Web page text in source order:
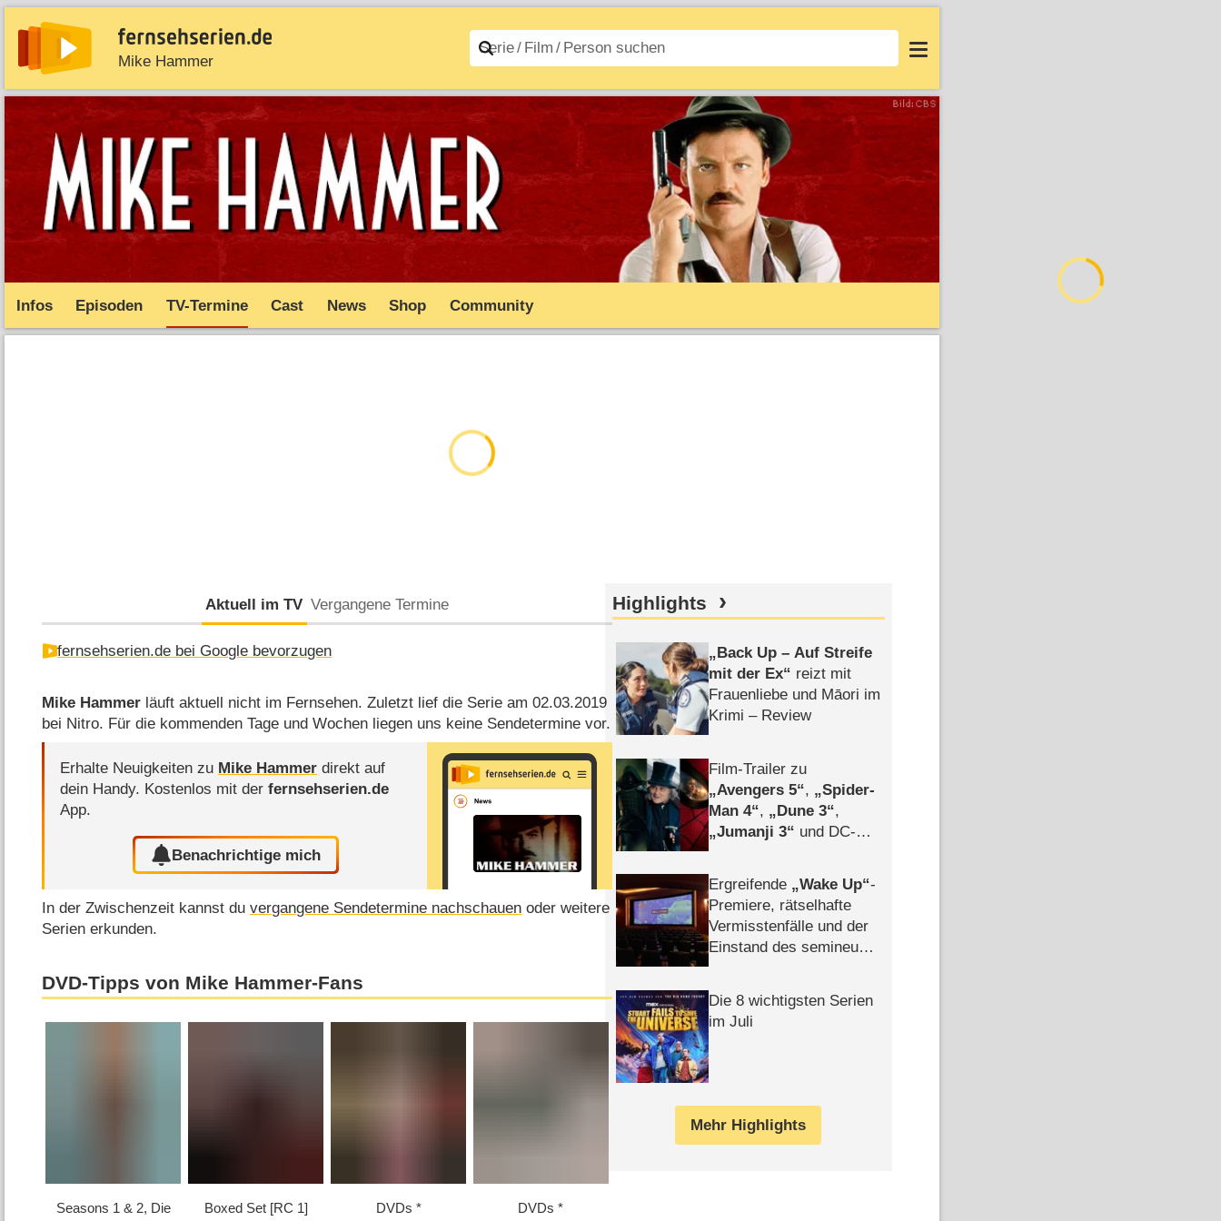
Mike Hammer
News Entdecken Streaming Filme A–Z Login
Infos Episoden TV-Termine Cast News Shop Community
Aktuell im TV Vergangene Termine
fernsehserien.de bei Google bevorzugen
Mike Hammer läuft aktuell nicht im Fernsehen. Zuletzt lief die Serie am 02.03.2019
bei Nitro. Für die kommenden Tage und Wochen liegen uns keine Sendetermine vor.
Erhalte Neuigkeiten zu Mike Hammer direkt auf
dein Handy. Kostenlos mit derfernsehserien.de
App.
Benachrichtige mich
In der Zwischenzeit kannst duvergangene Sendetermine nachschauen oder weitere
Serien erkunden.
DVD-Tipps von Mike Hammer-Fans
Seasons 1 & 2, Die
Boxed Set [RC 1]
DVDs DVDs
Highlights
Back Up – Auf Streife
mit der Ex
reizt mit
Frauenliebe und Māori im
Krimi – Review
Film-Trailer zu
Avengers 5 ,
Spider-
Man 4 , Dune 3 ,
Jumanji 3
und DC-
Ergreifende
Wake Up -
Premiere, rätselhafte
Vermisstenfälle und der
Einstand des semineuen
Die 8 wichtigsten Serien
im Juli
Mehr Highlights